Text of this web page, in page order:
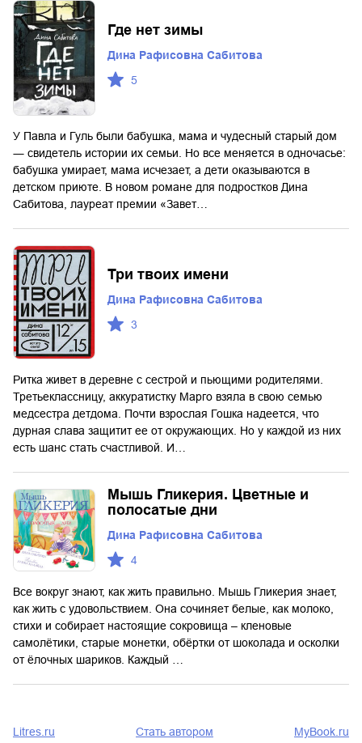
Где нет зимы
Дина Рафисовна Сабитова
5
У Павла и Гуль были бабушка, мама и чудесный старый дом
― свидетель истории их семьи. Но все меняется в одночасье:
бабушка умирает, мама исчезает, а дети оказываются в
детском приюте. В новом романе для подростков Дина
Сабитова, лауреат премии «Завет…
Три твоих имени
Дина Рафисовна Сабитова
3
Ритка живет в деревне с сестрой и пьющими родителями.
Третьеклассницу, аккуратистку Марго взяла в свою семью
медсестра детдома. Почти взрослая Гошка надеется, что
дурная слава защитит ее от окружающих. Но у каждой из них
есть шанс стать счастливой. И…
Мышь Гликерия. Цветные и
полосатые дни
Дина Рафисовна Сабитова
4
Все вокруг знают, как жить правильно. Мышь Гликерия знает,
как жить с удовольствием. Она сочиняет белые, как молоко,
стихи и собирает настоящие сокровища – кленовые
самолётики, старые монетки, обёртки от шоколада и осколки
от ёлочных шариков. Каждый …
Litres.ru Стать автором MyBook.ru